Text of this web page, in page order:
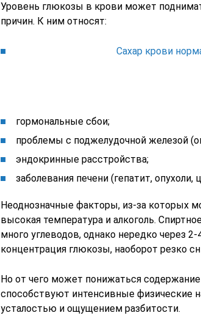
Уровень глюкозы в крови может
причин. К ним относят:
Сахар крови
гормональные сбои;
проблемы с поджелудочной железой
эндокринные расстройства;
заболевания печени (гепатит, опухоли,
Неоднозначные факторы, из-за которых
высокая температура и алкоголь.
много углеводов, однако нередко через 2-
концентрация глюкозы, наоборот резко
Но от чего может понижаться
способствуют интенсивные физические
усталостью и ощущением разбитости.